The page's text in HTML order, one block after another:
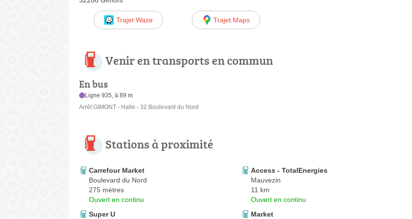
Trajet Waze Trajet Maps
Venir en transports en commun
En bus
Ligne 935, à 89 m
Arrêt GIMONT - Halle - 32 Boulevard du Nord
Stations à proximité
Carrefour Market
Boulevard du Nord
275 mètres
Ouvert en continu
Access - TotalEnergies
Mauvezin
11 km
Ouvert en continu
Super U
Market